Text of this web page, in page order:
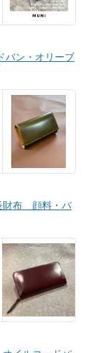
バン・オリーブ
財布 顔料・バ